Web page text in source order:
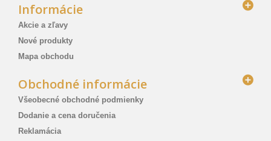
Informácie
Akcie a zľavy
Nové produkty
Mapa obchodu
Obchodné informácie
Všeobecné obchodné podmienky
Dodanie a cena doručenia
Reklamácia